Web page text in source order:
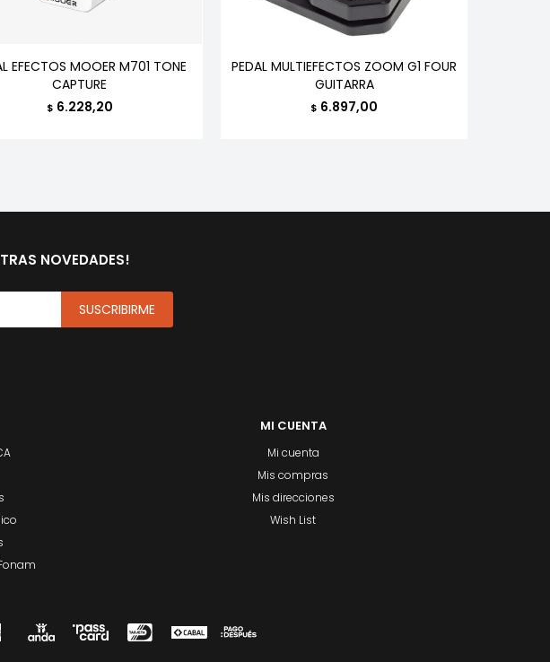
EFECTOS MOOER M701 TONE
CAPTURE
$ 6.228,20
PEDAL MULTIEFECTOS ZOOM G1 FOUR
GUITARRA
$ 6.897,00
MI CUENTA
Mi cuenta
Mis compras
Mis direcciones
Wish List
NOVEDADES!
SUSCRIBIRME